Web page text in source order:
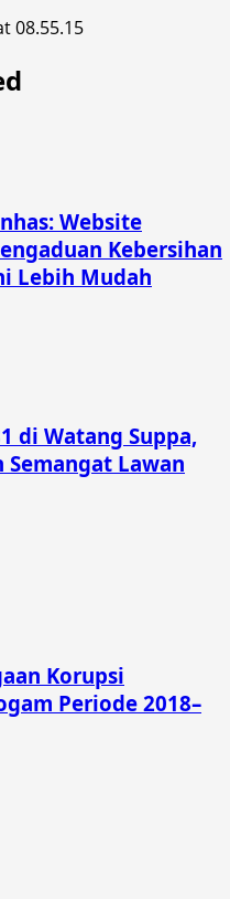
Website
Kebersihan
Lebih Mudah
di Watang Suppa,
Semangat Lawan
Korupsi
Periode 2018–